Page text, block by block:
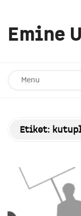
Emine
Menu
Etiket: